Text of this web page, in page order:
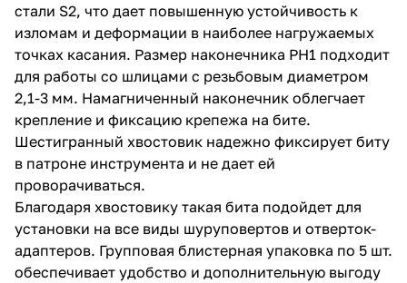
стали S2, что дает повышенную устойчивость к
изломам и деформации в наиболее нагружаемых
точках касания. Размер наконечника PH1 подходит
для работы со шлицами с резьбовым диаметром
2,1-3 мм. Намагниченный наконечник облегчает
крепление и фиксацию крепежа на бите.
Шестигранный хвостовик надежно фиксирует биту
в патроне инструмента и не дает ей
проворачиваться.
Благодаря хвостовику такая бита подойдет для
установки на все виды шуруповертов и отверток-
адаптеров. Групповая блистерная упаковка по 5 шт.
обеспечивает удобство и дополнительную выгоду